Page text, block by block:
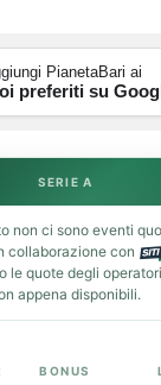
PianetaBari ai
preferiti su
SERIE A
non ci sono eventi
collaborazione con
le quote degli
appena disponibili.
BONUS